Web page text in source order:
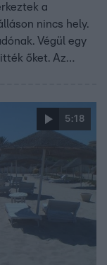
a
nincs hely.
Végül egy
őket. Az
5:18